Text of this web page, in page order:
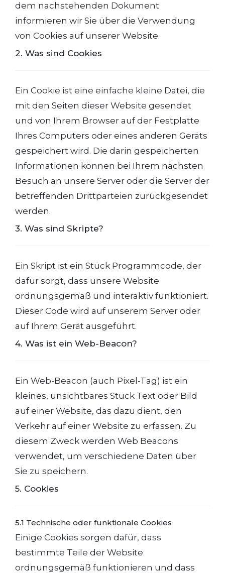
dem nachstehenden Dokument
informieren wir Sie über die Verwendung
von Cookies auf unserer Website.
2. Was sind Cookies
Ein Cookie ist eine einfache kleine Datei, die
mit den Seiten dieser Website gesendet
und von Ihrem Browser auf der Festplatte
Ihres Computers oder eines anderen Geräts
gespeichert wird. Die darin gespeicherten
Informationen können bei Ihrem nächsten
Besuch an unsere Server oder die Server der
betreffenden Drittparteien zurückgesendet
werden.
3. Was sind Skripte?
Ein Skript ist ein Stück Programmcode, der
dafür sorgt, dass unsere Website
ordnungsgemäß und interaktiv funktioniert.
Dieser Code wird auf unserem Server oder
auf Ihrem Gerät ausgeführt.
4. Was ist ein Web-Beacon?
Ein Web-Beacon (auch Pixel-Tag) ist ein
kleines, unsichtbares Stück Text oder Bild
auf einer Website, das dazu dient, den
Verkehr auf einer Website zu erfassen. Zu
diesem Zweck werden Web Beacons
verwendet, um verschiedene Daten über
Sie zu speichern.
5. Cookies
5.1 Technische oder funktionale Cookies
Einige Cookies sorgen dafür, dass
bestimmte Teile der Website
ordnungsgemäß funktionieren und dass